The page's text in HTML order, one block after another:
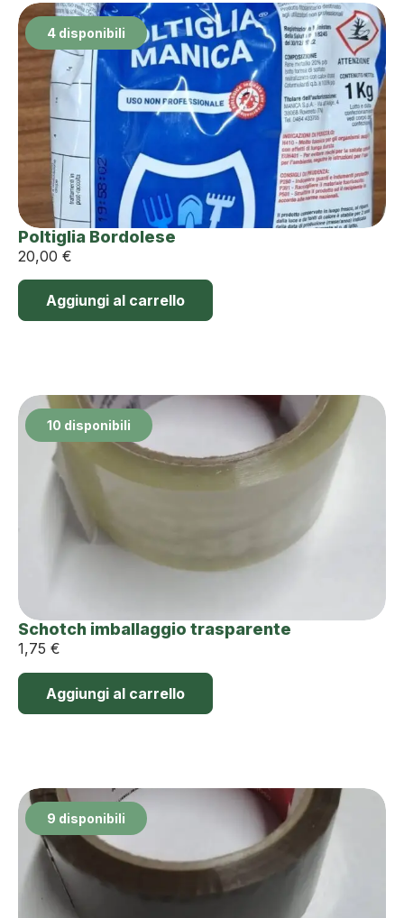
4 disponibili
Poltiglia Bordolese
20,00 €
Aggiungi al carrello
10 disponibili
Schotch imballaggio trasparente
1,75 €
Aggiungi al carrello
9 disponibili